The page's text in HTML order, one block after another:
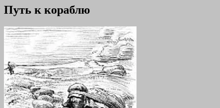
Путь к кораблю